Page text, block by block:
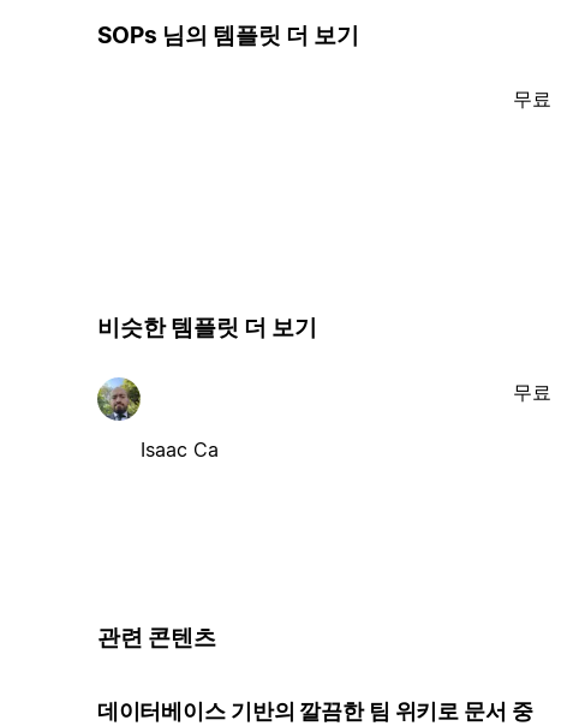
SOPs 님의 템플릿 더 보기
무료
비슷한 템플릿 더 보기
Isaac Ca
무료
관련 콘텐츠
데이터베이스 기반의 깔끔한 팀 위키로 문서 중